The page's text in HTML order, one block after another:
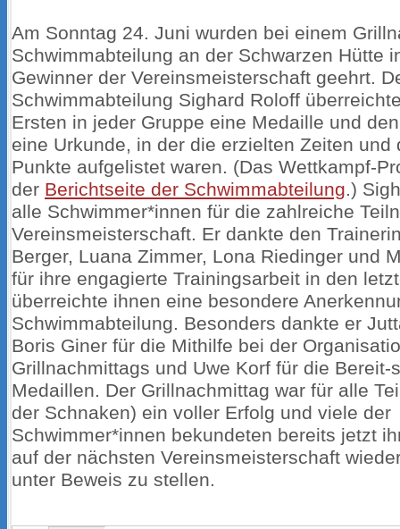
Am Sonntag 24. Juni wurden bei einem
Schwimmabteilung an der Schwarzen Hütte
Gewinner der Vereinsmeisterschaft geehrt.
Schwimmabteilung Sighard Roloff
Ersten in jeder Gruppe eine Medaille und
eine Urkunde, in der die erzielten Zeiten und
Punkte aufgelistet waren. (Das Wettkampf-
der Berichtseite der Schwimmabteilung.)
alle Schwimmer*innen für die zahlreiche
Vereinsmeisterschaft. Er dankte den
Berger, Luana Zimmer, Lona Riedinger und
für ihre engagierte Trainingsarbeit in den
überreichte ihnen eine besondere
Schwimmabteilung. Besonders dankte er
Boris Giner für die Mithilfe bei der
Grillnachmittags und Uwe Korf für die Bereit-
Medaillen. Der Grillnachmittag war für alle
der Schnaken) ein voller Erfolg und viele der
Schwimmer*innen bekundeten bereits jetzt
auf der nächsten Vereinsmeisterschaft
unter Beweis zu stellen.